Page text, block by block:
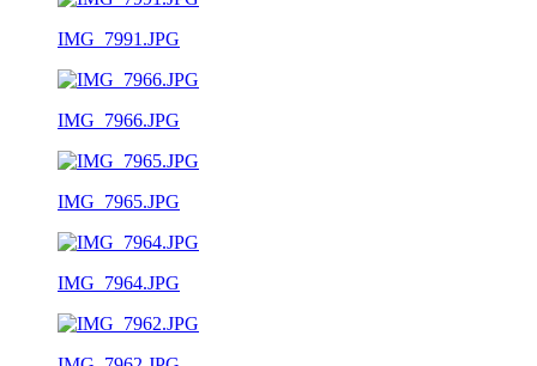
IMG_7991.JPG
IMG_7966.JPG
IMG_7965.JPG
IMG_7964.JPG